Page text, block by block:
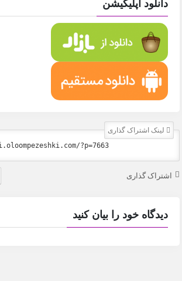
دانلود اپلیکیشن
لینک اشتراک گذاری
اشتراک گذاری
دیدگاه خود را بیان کنید